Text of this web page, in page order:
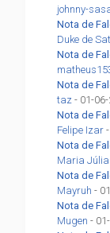
johnny-
Nota de
Duke de
Nota de
Nota de
taz - 01-
Nota de
Felipe Izar
Nota de
Maria
Nota de
Mayruh -
Nota de
Mugen -